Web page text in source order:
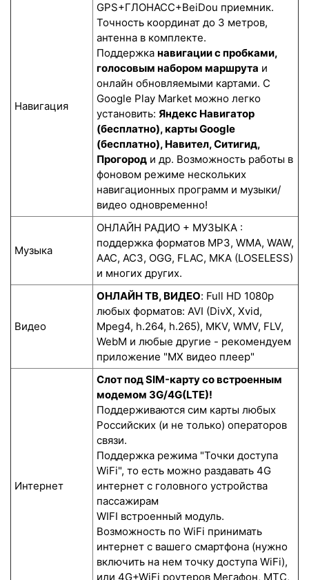
Навигация
GPS+ГЛОНАСС+BeiDou приемник.
Точность координат до 3 метров,
антенна в комплекте.
Поддержка навигации с пробками,
голосовым набором маршрута и
онлайн обновляемыми картами. С
Google Play Market можно легко
установить: Яндекс Навигатор
(бесплатно), карты Google
(бесплатно), Навител, Ситигид,
Прогород и др. Возможность работы в
фоновом режиме нескольких
навигационных программ и музыки/
видео одновременно!
Музыка
ОНЛАЙН РАДИО + МУЗЫКА :
поддержка форматов MP3, WMA, WAW,
AAC, AC3, OGG, FLAC, MKA (LOSELESS)
и многих других.
Видео
ОНЛАЙН ТВ, ВИДЕО: Full HD 1080p
любых форматов: AVI (DivX, Xvid,
Mpeg4, h.264, h.265), MKV, WMV, FLV,
WebM и любые другие - рекомендуем
приложение "MX видео плеер"
Интернет
Слот под SIM-карту со встроенным
модемом 3G/4G(LTE)!
Поддерживаются сим карты любых
Российских (и не только) операторов
связи.
Поддержка режима "Точки доступа
WiFi", то есть можно раздавать 4G
интернет с головного устройства
пассажирам
WIFI встроенный модуль.
Возможность по WiFi принимать
интернет с вашего смартфона (нужно
включить на нем точку доступа WiFi),
или 4G+WiFi роутеров Мегафон, МТС,